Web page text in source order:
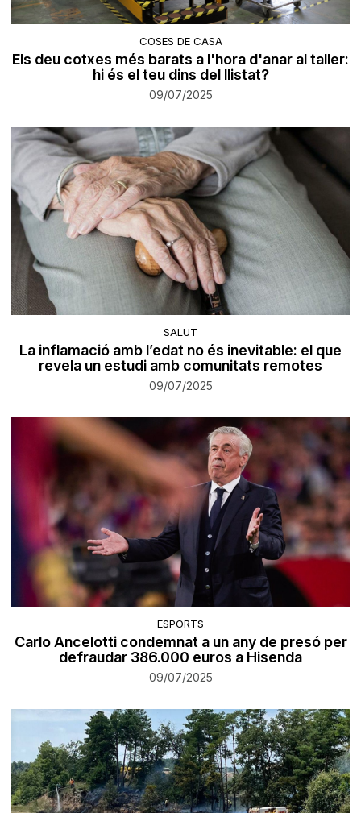
COSES DE CASA
Els deu cotxes més barats a l'hora d'anar al taller:
hi és el teu dins del llistat?
09/07/2025
SALUT
La inflamació amb l’edat no és inevitable: el que
revela un estudi amb comunitats remotes
09/07/2025
ESPORTS
Carlo Ancelotti condemnat a un any de presó per
defraudar 386.000 euros a Hisenda
09/07/2025